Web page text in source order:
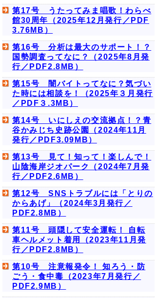
第17号 うたってみま唱歌！わらべ
館30周年（2025年12月発行／PDF
3.76MB）
第16号 分析は最大のサポート！？
国勢調査ってなに？（2025年8月発
行／PDF2.8MB）
第15号 闇バイトってなに？気づい
た時には相談を！（2025年３月発行
／PDF３.3MB）
第14号 いにしえの交流拠点！？青
谷かみじち史跡公園（2024年11月
発行／PDF3.09MB）
第13号 見て！知って！楽しんで！
山陰海岸ジオパーク（2024年7月発
行／PDF2.6MB）
第12号 SNSトラブルには「とりの
からあげ」（2024年3月発行／
PDF2.8MB）
第11号 頭隠して安全運転！ 自転
車ヘルメット着用（2023年11月発
行／PDF2.8MB）
第10号 注意報発令！ 知ろう・防
ごう・食中毒（2023年7月発行／
PDF2.9MB）